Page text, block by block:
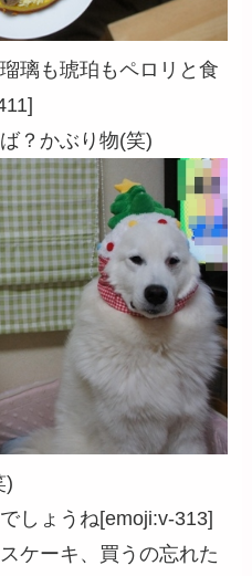
璃も琥珀もペロリと食
？かぶり物(笑)
)
しょうね[emoji:v-313]
ケーキ、買うの忘れた